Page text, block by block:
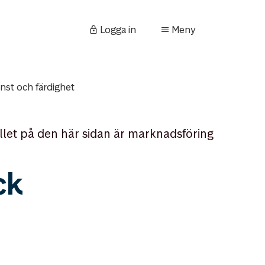
Logga in Meny
och färdighet
på den här sidan är marknadsföring